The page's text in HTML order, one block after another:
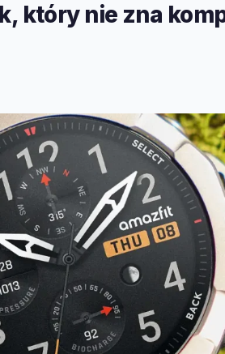
który nie zna